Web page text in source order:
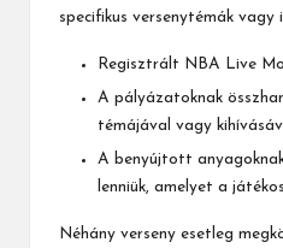
specifikus versenytémák
Regisztrált NBA Live
A pályázatoknak
témájával vagy
A benyújtott
lenniük, amelyet a
Néhány verseny esetleg